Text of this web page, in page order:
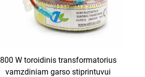
800 W toroidinis transformatorius
vamzdiniam garso stiprintuvui